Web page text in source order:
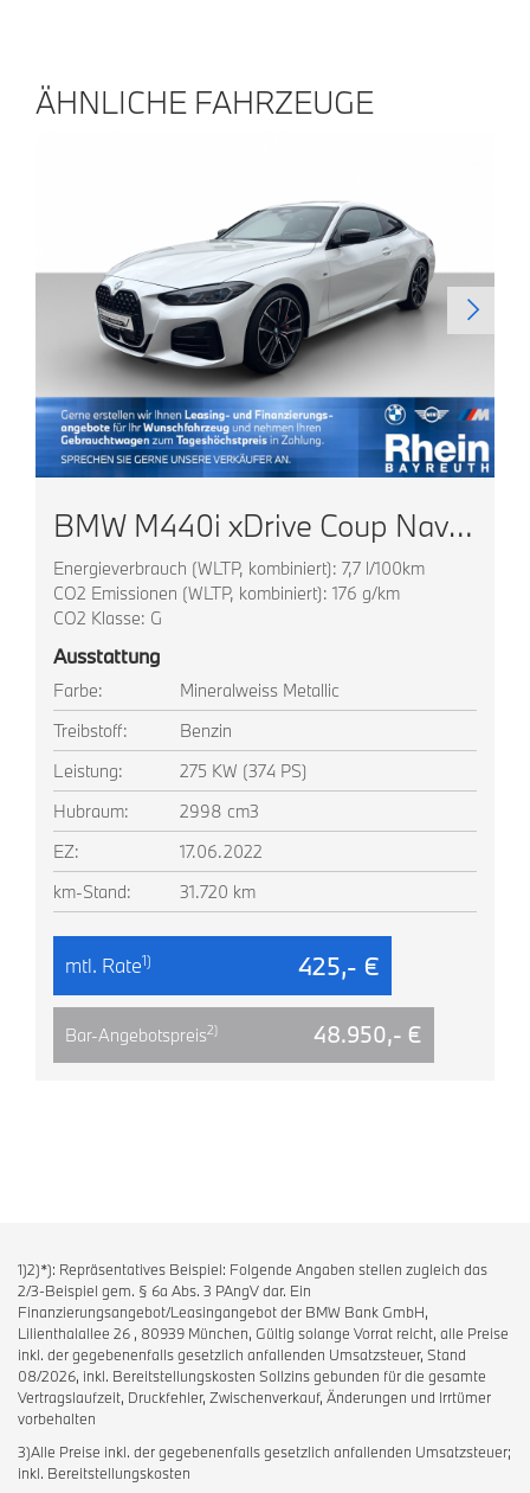
ÄHNLICHE FAHRZEUGE
BMW M440i xDrive Coup Navi Laser HUD GSD Sitze el.
Energieverbrauch (WLTP, kombiniert): 7,7 l/100km
CO2 Emissionen (WLTP, kombiniert): 176 g/km
CO2 Klasse: G
Ausstattung
Farbe:
Mineralweiss Metallic
Treibstoff:
Benzin
Leistung:
275 KW (374 PS)
Hubraum:
2998 cm3
EZ:
17.06.2022
km-Stand:
31.720 km
mtl. Rate1) 425,- €
Bar-Angebotspreis2) 48.950,- €
1)2)*): Repräsentatives Beispiel: Folgende Angaben stellen zugleich das
2/3-Beispiel gem. § 6a Abs. 3 PAngV dar. Ein
Finanzierungsangebot/Leasingangebot der BMW Bank GmbH,
Lilienthalallee 26 , 80939 München, Gültig solange Vorrat reicht, alle Preise
inkl. der gegebenenfalls gesetzlich anfallenden Umsatzsteuer, Stand
08/2026, inkl. Bereitstellungskosten Sollzins gebunden für die gesamte
Vertragslaufzeit, Druckfehler, Zwischenverkauf, Änderungen und Irrtümer
vorbehalten
3)Alle Preise inkl. der gegebenenfalls gesetzlich anfallenden Umsatzsteuer;
inkl. Bereitstellungskosten